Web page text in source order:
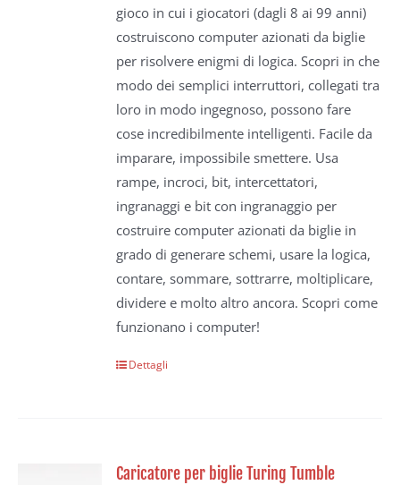
gioco in cui i giocatori (dagli 8 ai 99 anni)
costruiscono computer azionati da biglie
per risolvere enigmi di logica. Scopri in che
modo dei semplici interruttori, collegati tra
loro in modo ingegnoso, possono fare
cose incredibilmente intelligenti. Facile da
imparare, impossibile smettere. Usa
rampe, incroci, bit, intercettatori,
ingranaggi e bit con ingranaggio per
costruire computer azionati da biglie in
grado di generare schemi, usare la logica,
contare, sommare, sottrarre, moltiplicare,
dividere e molto altro ancora. Scopri come
funzionano i computer!
Dettagli
Caricatore per biglie Turing Tumble